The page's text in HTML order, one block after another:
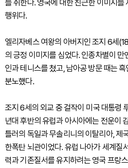
를 취한다. 영국에 대한 친근한 이미지
행위다.
엘리자베스 여왕의 아버지인 조지 6세
의 긍정 이미지를 심었다. 인종차별이
인과 테니스를 쳤고, 남아공 방문 때는
분노했다.
조지 6세의 외교 중 걸작이 미국 대통령
년대 후반의 유럽과 아시아에는 전운이
틀러의 독일과 무솔리니의 이탈리아, 제
한폭탄 뇌관이었다. 유럽 나아가 세계질
력과 기존질서를 유지하려는 영국 프랑